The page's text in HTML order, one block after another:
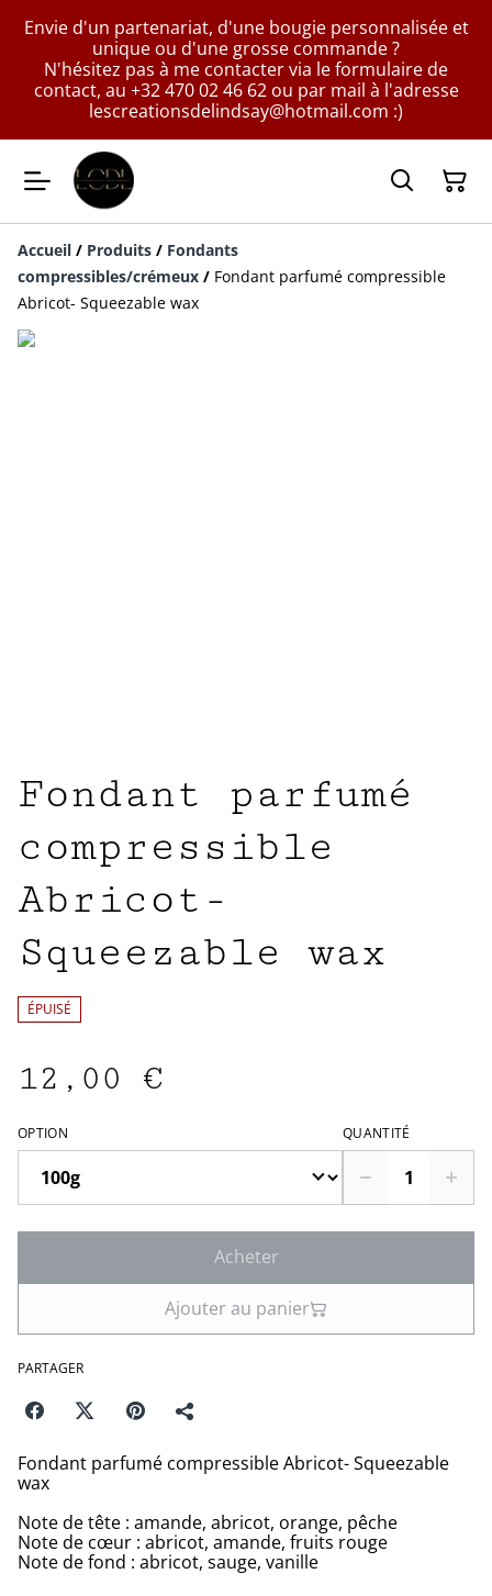
Envie d'un partenariat, d'une bougie personnalisée et
unique ou d'une grosse commande ?
N'hésitez pas à me contacter via le formulaire de
contact, au +32 470 02 46 62 ou par mail à l'adresse
lescreationsdelindsay@hotmail.com :)
Accueil / Produits / Fondants
compressibles/crémeux / Fondant parfumé compressible
Abricot- Squeezable wax
Fondant parfumé
compressible
Abricot-
Squeezable wax
ÉPUISÉ
12,00 €
OPTION QUANTITÉ
Acheter
Ajouter au panier
PARTAGER
Fondant parfumé compressible Abricot- Squeezable
wax
Note de tête : amande, abricot, orange, pêche
Note de cœur : abricot, amande, fruits rouge
Note de fond : abricot, sauge, vanille